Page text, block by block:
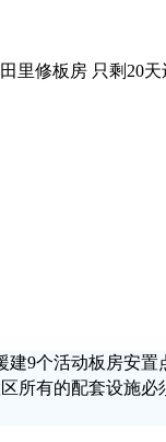
里修板房 只剩20天
个活动板房安置
所有的配套设施